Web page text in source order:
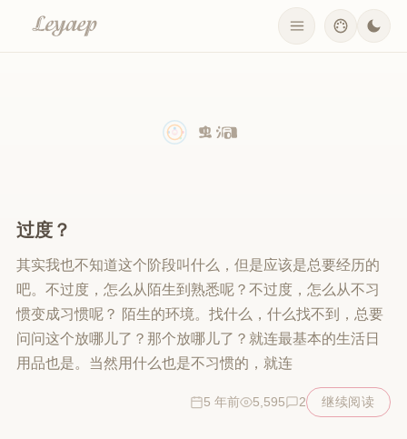
过度？
其实我也不知道这个阶段叫什么，但是应该是总要经历的
吧。不过度，怎么从陌生到熟悉呢？不过度，怎么从不习
惯变成习惯呢？ 陌生的环境。找什么，什么找不到，总要
问问这个放哪儿了？那个放哪儿了？就连最基本的生活日
用品也是。当然用什么也是不习惯的，就连
5 年前 5,595 2 继续阅读